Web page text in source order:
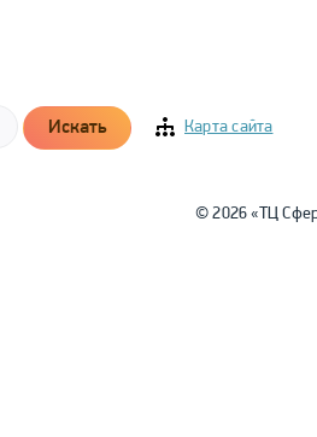
Искать Карта сайта
© 2026 «ТЦ